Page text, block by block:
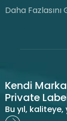
Daha Fazlasını
Kendi
Private
Bu yıl,